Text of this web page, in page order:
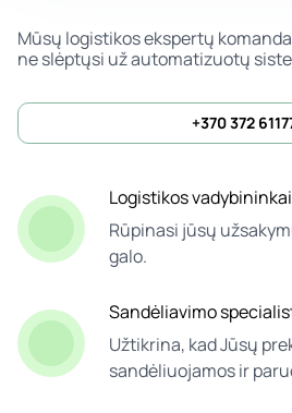
Mūsų logistikos ekspertų
ne slėptųsi už automatizuotų
+370 372
Logistikos vadybininkai
Rūpinasi jūsų
galo.
Sandėliavimo
Užtikrina, kad Jūsų
sandėliuojamos ir